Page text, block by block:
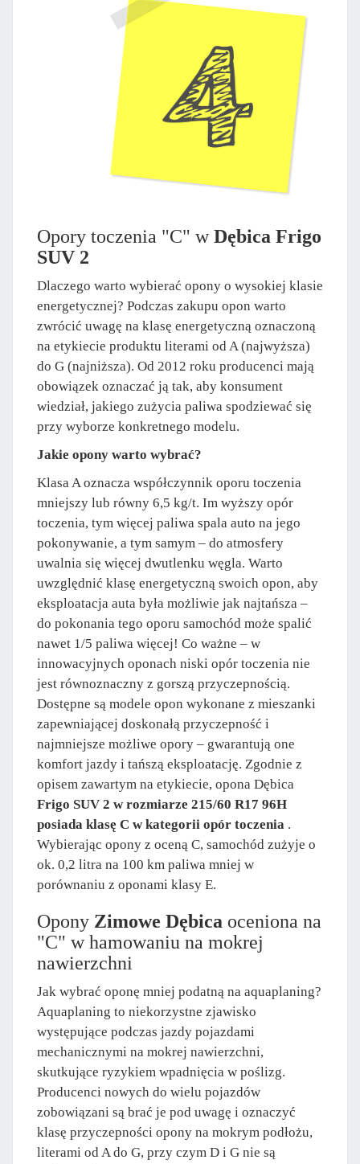
Opory toczenia "C" wDębica Frigo
SUV 2
Dlaczego warto wybierać opony o wysokiej klasie
energetycznej? Podczas zakupu opon warto
zwrócić uwagę na klasę energetyczną oznaczoną
na etykiecie produktu literami od A (najwyższa)
do G (najniższa). Od 2012 roku producenci mają
obowiązek oznaczać ją tak, aby konsument
wiedział, jakiego zużycia paliwa spodziewać się
przy wyborze konkretnego modelu.
Jakie opony warto wybrać?
Klasa A oznacza współczynnik oporu toczenia
mniejszy lub równy 6,5 kg/t. Im wyższy opór
toczenia, tym więcej paliwa spala auto na jego
pokonywanie, a tym samym – do atmosfery
uwalnia się więcej dwutlenku węgla. Warto
uwzględnić klasę energetyczną swoich opon, aby
eksploatacja auta była możliwie jak najtańsza –
do pokonania tego oporu samochód może spalić
nawet 1/5 paliwa więcej! Co ważne – w
innowacyjnych oponach niski opór toczenia nie
jest równoznaczny z gorszą przyczepnością.
Dostępne są modele opon wykonane z mieszanki
zapewniającej doskonałą przyczepność i
najmniejsze możliwe opory – gwarantują one
komfort jazdy i tańszą eksploatację. Zgodnie z
opisem zawartym na etykiecie, opona Dębica
Frigo SUV 2 w rozmiarze 215/60 R17 96H
posiada klasę C w kategorii opór toczenia .
Wybierając opony z oceną C, samochód zużyje o
ok. 0,2 litra na 100 km paliwa mniej w
porównaniu z oponami klasy E.
Opony Zimowe Dębica oceniona na
"C" w hamowaniu na mokrej
nawierzchni
Jak wybrać oponę mniej podatną na aquaplaning?
Aquaplaning to niekorzystne zjawisko
występujące podczas jazdy pojazdami
mechanicznymi na mokrej nawierzchni,
skutkujące ryzykiem wpadnięcia w poślizg.
Producenci nowych do wielu pojazdów
zobowiązani są brać je pod uwagę i oznaczyć
klasę przyczepności opony na mokrym podłożu,
literami od A do G, przy czym D i G nie są